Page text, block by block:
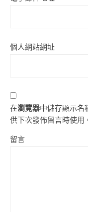
個人網站網址
在瀏覽器中儲存顯示名
供下次發佈留言時使用
留言